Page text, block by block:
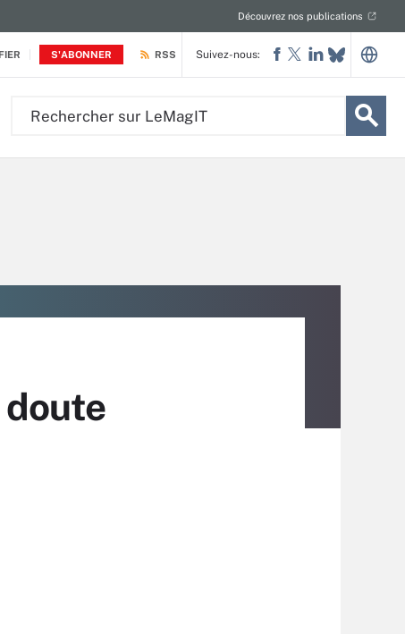
S'ABONNER
Découvrez nos publications
RSS Suivez-nous:
doute